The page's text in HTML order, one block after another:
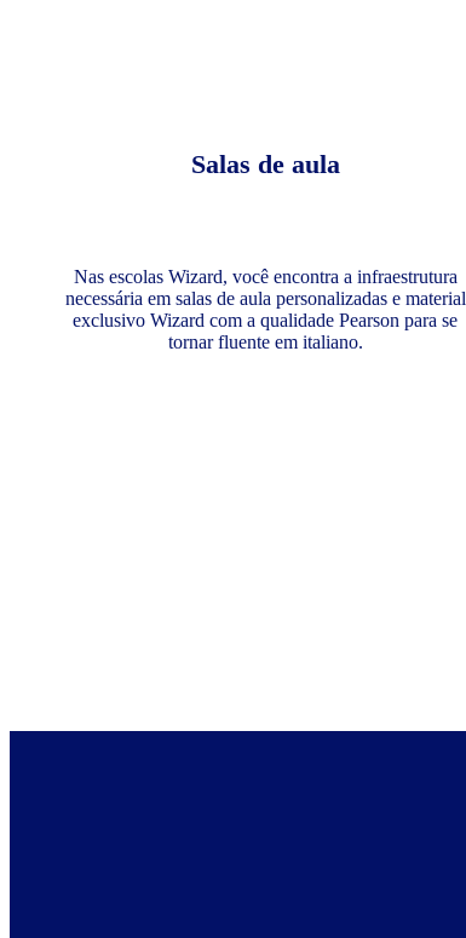
Salas de aula
Nas escolas Wizard, você encontra a infraestrutura
necessária em salas de aula personalizadas e material
exclusivo Wizard com a qualidade Pearson para se
tornar fluente em italiano.